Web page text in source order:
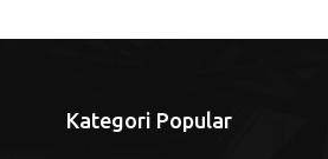
Kategori Popular